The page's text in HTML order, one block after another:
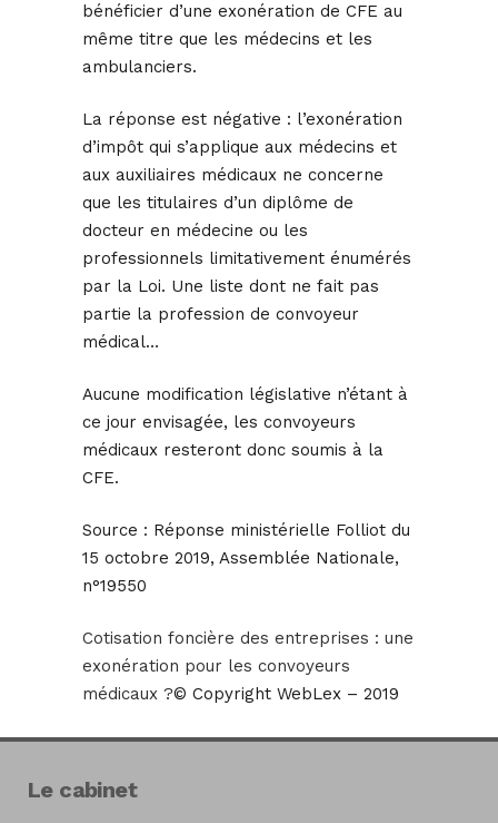
bénéficier d’une exonération de CFE au
même titre que les médecins et les
ambulanciers.
La réponse est négative : l’exonération
d’impôt qui s’applique aux médecins et
aux auxiliaires médicaux ne concerne
que les titulaires d’un diplôme de
docteur en médecine ou les
professionnels limitativement énumérés
par la Loi. Une liste dont ne fait pas
partie la profession de convoyeur
médical…
Aucune modification législative n’étant à
ce jour envisagée, les convoyeurs
médicaux resteront donc soumis à la
CFE.
Source : Réponse ministérielle Folliot du
15 octobre 2019, Assemblée Nationale,
n°19550
Cotisation foncière des entreprises : une
exonération pour les convoyeurs
médicaux ?© Copyright WebLex – 2019
Le cabinet